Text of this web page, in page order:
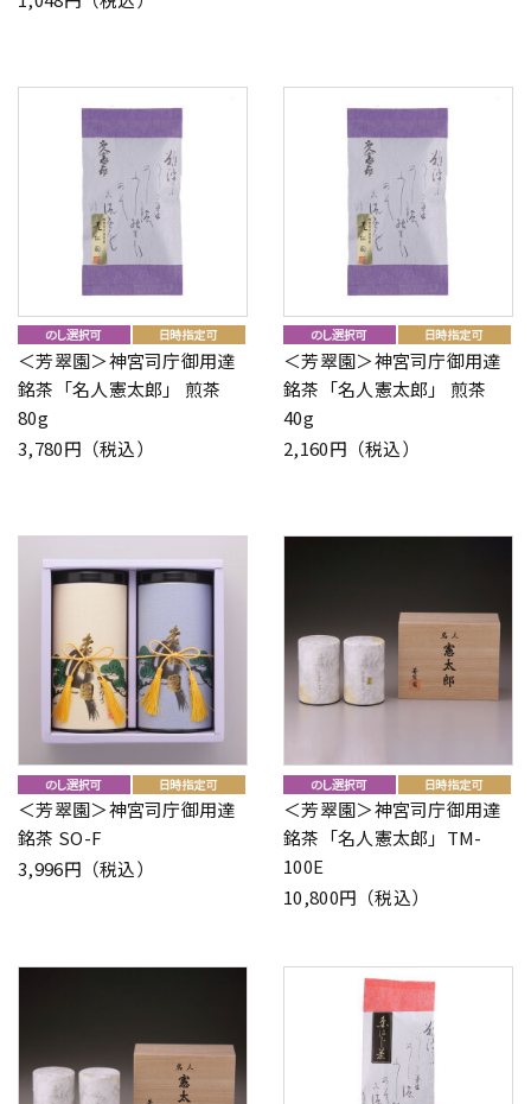
＜芳翠園＞神宮司庁御用達
銘茶「名人憲太郎」 煎茶
80g
3,780円（税込）
＜芳翠園＞神宮司庁御用達
銘茶「名人憲太郎」 煎茶
40g
2,160円（税込）
＜芳翠園＞神宮司庁御用達
銘茶 SO-F
3,996円（税込）
＜芳翠園＞神宮司庁御用達
銘茶「名人憲太郎」TM-
100E
10,800円（税込）